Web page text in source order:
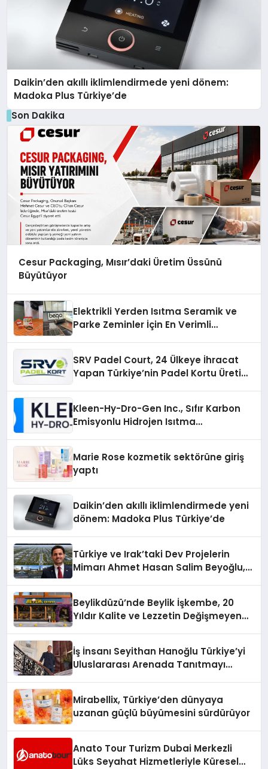
Daikin’den akıllı iklimlendirmede yeni dönem:
Madoka Plus Türkiye’de
Son Dakika
Cesur Packaging, Mısır’daki Üretim Üssünü
Büyütüyor
Elektrikli Yerden Isıtma Seramik ve
Parke Zeminler İçin En Verimli
SRV Padel Court, 24 Ülkeye İhracat
Yapan Türkiye’nin Padel Kortu Üretim
Kleen-Hy-Dro-Gen Inc., Sıfır Karbon
Emisyonlu Hidrojen Isıtma
Marie Rose kozmetik sektörüne giriş
yaptı
Daikin’den akıllı iklimlendirmede yeni
dönem: Madoka Plus Türkiye’de
Türkiye ve Irak’taki Dev Projelerin
Mimarı Ahmet Hasan Salim Beyoğlu,
Hayata Geçirecek
Beylikdüzü’nde Beylik İşkembe, 20
Yıldır Kalite ve Lezzetin Değişmeyen
İş İnsanı Seyithan Hanoğlu Türkiye’yi
Uluslararası Arenada Tanıtmayı
Mirabellix, Türkiye’den dünyaya
uzanan güçlü büyümesini sürdürüyor
Anato Tour Turizm Dubai Merkezli
Lüks Seyahat Hizmetleriyle Küresel